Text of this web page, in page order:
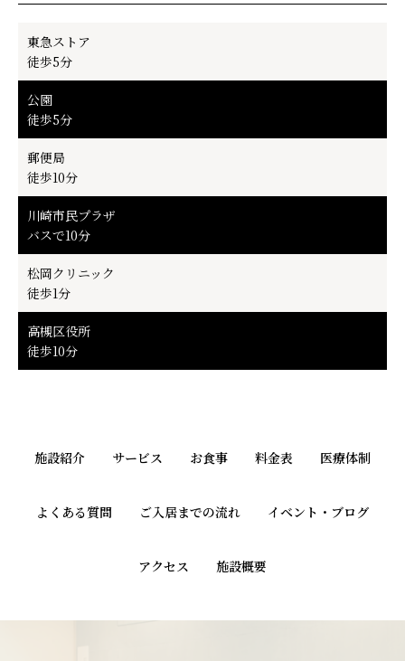
東急ストア
徒歩5分
公園
徒歩5分
郵便局
徒歩10分
川崎市民プラザ
バスで10分
松岡クリニック
徒歩1分
高槻区役所
徒歩10分
施設紹介 サービス お食事 料金表 医療体制
よくある質問 ご入居までの流れ イベント・ブログ
アクセス 施設概要